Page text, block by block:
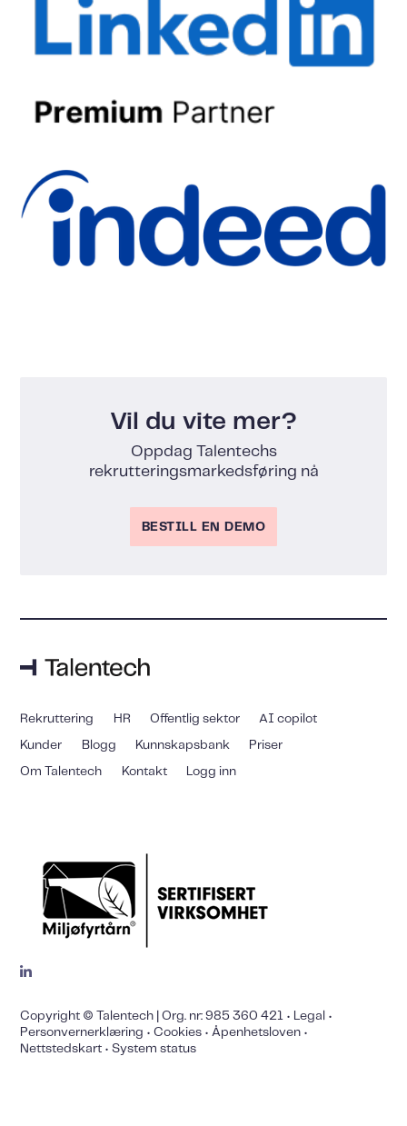
Vil du vite mer?
Oppdag Talentechs
rekrutteringsmarkedsføring nå
BESTILL EN DEMO
Rekruttering HR Offentlig sektor AI copilot
Kunder Blogg Kunnskapsbank Priser
Om Talentech Kontakt Logg inn
Copyright © Talentech | Org. nr: 985 360 421 • Legal •
Personvernerklæring •Cookies •Åpenhetsloven •
Nettstedskart •System status